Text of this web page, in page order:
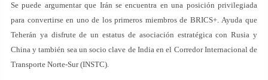
Se puede argumentar que Irán se encuentra en una posición privilegiada
para convertirse en uno de los primeros miembros de BRICS+. Ayuda que
Teherán ya disfrute de un estatus de asociación estratégica con Rusia y
China y también sea un socio clave de India en el Corredor Internacional de
Transporte Norte-Sur (INSTC).